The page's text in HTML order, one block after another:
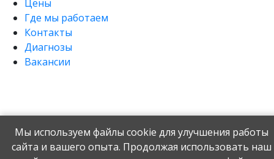
Мы используем файлы cookie для улучшения работы
сайта и вашего опыта. Продолжая использовать наш
Цены
Где мы работаем
Контакты
Диагнозы
Вакансии